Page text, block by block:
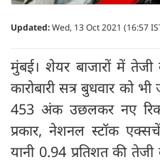
Updated:Wed, 13 Oct 2021 (16:57
मुंबई। शेयर बाजारों में तेजी
कारोबारी सत्र बुधवार को
453 अंक उछलकर नए
प्रकार, नेशनल स्टॉक
यानी 0.94 प्रतिशत की